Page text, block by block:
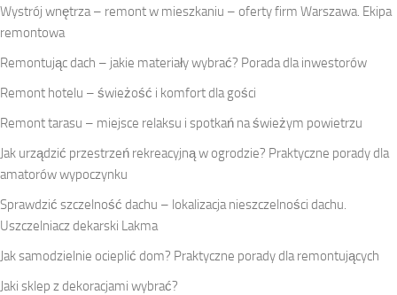
Wystrój wnętrza – remont w mieszkaniu – oferty firm Warszawa. Ekipa
remontowa
Remontując dach – jakie materiały wybrać? Porada dla inwestorów
Remont hotelu – świeżość i komfort dla gości
Remont tarasu – miejsce relaksu i spotkań na świeżym powietrzu
Jak urządzić przestrzeń rekreacyjną w ogrodzie? Praktyczne porady dla
amatorów wypoczynku
Sprawdzić szczelność dachu – lokalizacja nieszczelności dachu.
Uszczelniacz dekarski Lakma
Jak samodzielnie ocieplić dom? Praktyczne porady dla remontujących
Jaki sklep z dekoracjami wybrać?